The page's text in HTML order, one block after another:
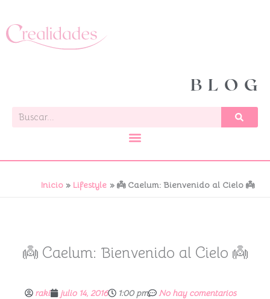
al
contenido
BLOG
Buscar
Inicio Lifestyle 👼 Caelum: Bienvenido al Cielo 👼
👼 Caelum: Bienvenido al Cielo 👼
raki julio 14, 2016 1:00 pm No hay comentarios